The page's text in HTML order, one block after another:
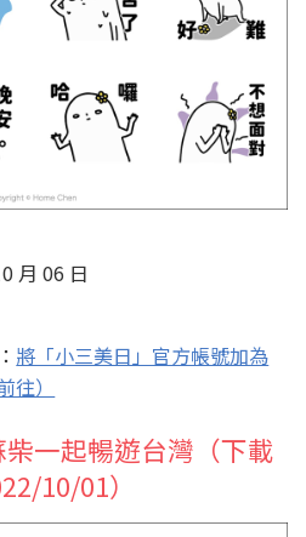
月 06 日
將「小三美日」官方帳號加為
）
一起暢遊台灣（下載
10/01）